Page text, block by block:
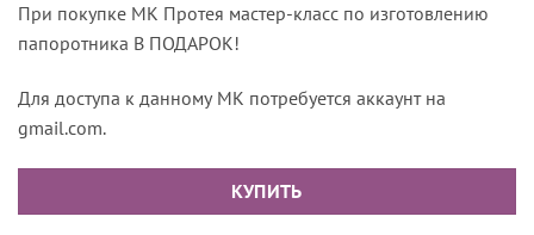
При покупке МК Протея мастер-класс по изготовлению
папоротника В ПОДАРОК!
Для доступа к данному МК потребуется аккаунт на
gmail.com.
КУПИТЬ